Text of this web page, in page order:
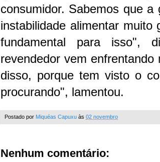
consumidor. Sabemos que
instabilidade alimentar
fundamental para isso",
revendedor vem
disso, porque tem visto o
procurando", lamentou.
Postado por Miquéas Capuxu às 02 novembro
Nenhum comentário: